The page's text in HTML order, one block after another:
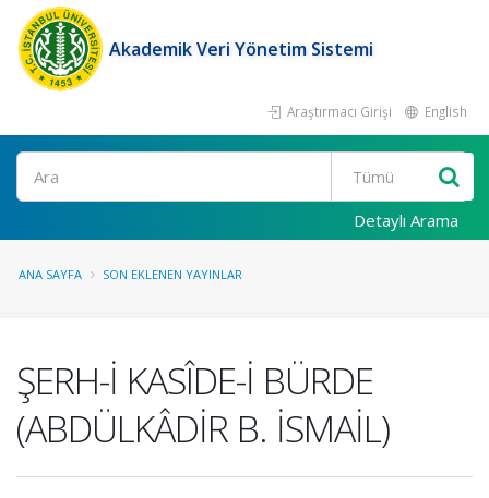
Akademik Veri Yönetim Sistemi
Araştırmacı Girişi English
Ara
Detaylı Arama
ANA SAYFA SON EKLENEN YAYINLAR
ŞERH-İ KASÎDE-İ BÜRDE
(ABDÜLKÂDİR B. İSMAİL)